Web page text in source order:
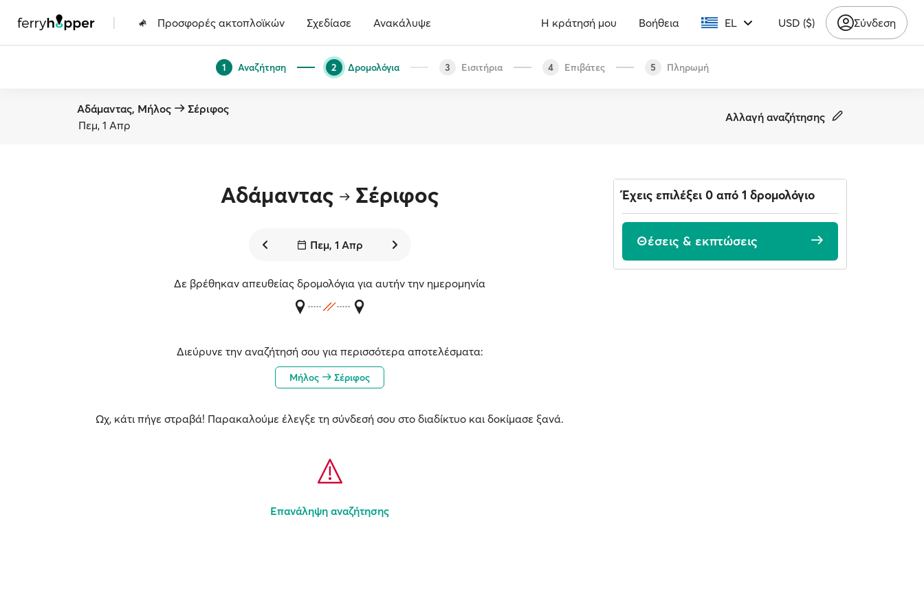
| Προσφορές ακτοπλοϊκών Σχεδίασε Ανακάλυψε Η κράτησή μου Βοήθεια EL USD ($) Σύνδεση
1 Αναζήτηση 2 Δρομολόγια 3 Εισιτήρια 4 Επιβάτες 5 Πληρωμή
Αδάμαντας, Μήλος
Σέριφος
Πεμ, 1 Απρ
Αλλαγή αναζήτησης
Αδάμαντας Σέριφος
Πεμ, 1 Απρ
Δε βρέθηκαν απευθείας δρομολόγια για αυτήν την ημερομηνία
Διεύρυνε την αναζήτησή σου για περισσότερα αποτελέσματα:
Μήλος Σέριφος
Ωχ, κάτι πήγε στραβά! Παρακαλούμε έλεγξε τη σύνδεσή σου στο διαδίκτυο και δοκίμασε ξανά.
Επανάληψη αναζήτησης
Έχεις επιλέξει 0 από 1 δρομολόγιο
Θέσεις & εκπτώσεις